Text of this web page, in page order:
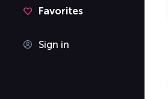
Favorites
Sign in